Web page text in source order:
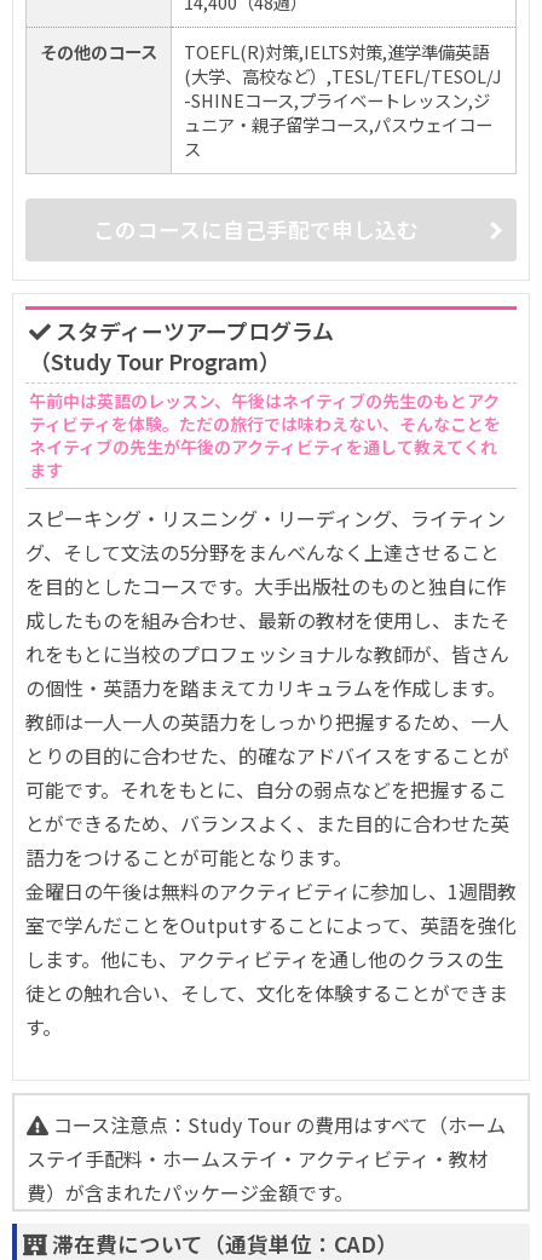
その他のコース
TOEFL(R)対策,IELTS対策,進学準備英語
(大学、高校など）,TESL/TEFL/TESOL/J
-SHINEコース,プライベートレッスン,ジ
ュニア・親子留学コース,パスウェイコー
ス
このコースに自己手配で申し込む
スタディーツアープログラム
（Study Tour Program）
午前中は英語のレッスン、午後はネイティブの先生のもとアク
ティビティを体験。ただの旅行では味わえない、そんなことを
ネイティブの先生が午後のアクティビティを通して教えてくれ
ます
スピーキング・リスニング・リーディング、ライティン
グ、そして文法の5分野をまんべんなく上達させること
を目的としたコースです。大手出版社のものと独自に作
成したものを組み合わせ、最新の教材を使用し、またそ
れをもとに当校のプロフェッショナルな教師が、皆さん
の個性・英語力を踏まえてカリキュラムを作成します。
教師は一人一人の英語力をしっかり把握するため、一人
とりの目的に合わせた、的確なアドバイスをすることが
可能です。それをもとに、自分の弱点などを把握するこ
とができるため、バランスよく、また目的に合わせた英
語力をつけることが可能となります。
金曜日の午後は無料のアクティビティに参加し、1週間教
室で学んだことをOutputすることによって、英語を強化
します。他にも、アクティビティを通し他のクラスの生
徒との触れ合い、そして、文化を体験することができま
す。
コース注意点：Study Tour の費用はすべて（ホーム
ステイ手配料・ホームステイ・アクティビティ・教材
費）が含まれたパッケージ金額です。
滞在費について（通貨単位：CAD）